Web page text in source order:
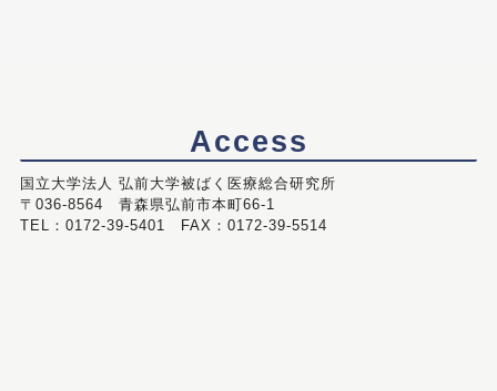
Access
国立大学法人 弘前大学被ばく医療総合研究所
〒036-8564 青森県弘前市本町66-1
TEL：0172-39-5401 FAX：0172-39-5514